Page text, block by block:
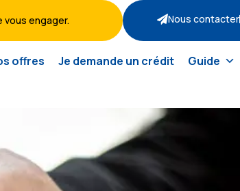
engager. Nous contacter
offres Je demande un crédit
Guide